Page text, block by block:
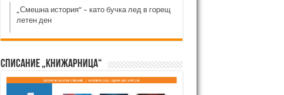
„Смешна история“ – като бучка лед в горещ
летен ден
Списание „Книжарница“